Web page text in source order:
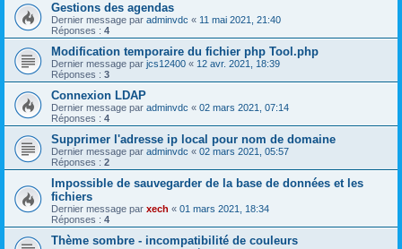
Gestions des agendas
Dernier message par adminvdc « 11 mai 2021, 21:40
Réponses : 4
Modification temporaire du fichier php Tool.php
Dernier message par jcs12400 « 12 avr. 2021, 18:39
Réponses : 3
Connexion LDAP
Dernier message par adminvdc « 02 mars 2021, 07:14
Réponses : 4
Supprimer l'adresse ip local pour nom de domaine
Dernier message par adminvdc « 02 mars 2021, 05:57
Réponses : 2
Impossible de sauvegarder de la base de données et les
fichiers
Dernier message par xech « 01 mars 2021, 18:34
Réponses : 4
Thème sombre - incompatibilité de couleurs